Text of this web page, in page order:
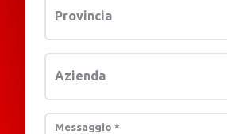
Provincia
Azienda
Messaggio *